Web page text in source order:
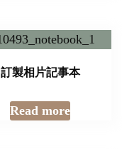
訂製相片記事本
Read more